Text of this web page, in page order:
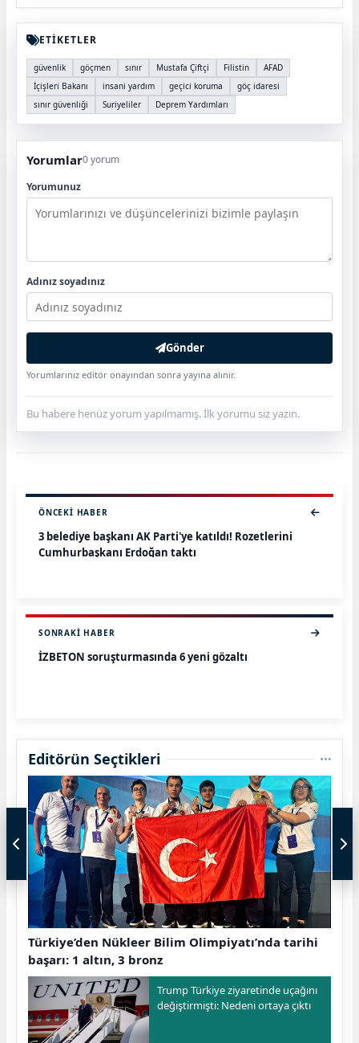
ETİKETLER
güvenlik göçmen sınır Mustafa Çiftçi Filistin
AFAD
İçişleri Bakanı
insani yardım geçici koruma
göç idaresi
sınır güvenliği
Suriyeliler Deprem Yardımları
Yorumlar0 yorum
Yorumunuz
Adınız soyadınız
Gönder
Yorumlarınız editör onayından sonra yayına alınır.
Bu habere henüz yorum yapılmamış. İlk yorumu siz yazın.
ÖNCEKI HABER
3 belediye başkanı AK Parti'ye katıldı! Rozetlerini
Cumhurbaşkanı Erdoğan taktı
SONRAKI HABER
İZBETON soruşturmasında 6 yeni gözaltı
Editörün Seçtikleri
Türkiye’den Nükleer Bilim Olimpiyatı’nda tarihi
başarı: 1 altın, 3 bronz
Trump Türkiye ziyaretinde uçağını
değiştirmişti: Nedeni ortaya çıktı